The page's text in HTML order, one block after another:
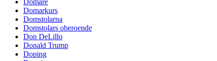
Domarkurs
Domstolarna
Domstolars oberoende
Don DeLillo
Donald Trump
Doping